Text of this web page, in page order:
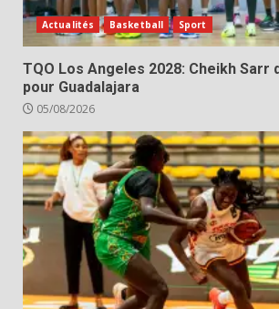
Actualités Basketball Sport
TQO Los Angeles 2028: Cheikh Sarr
pour Guadalajara
05/08/2026